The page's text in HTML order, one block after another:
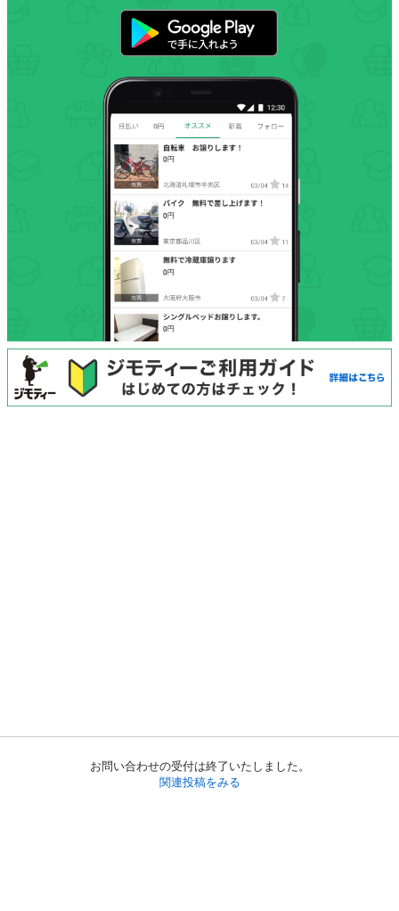
お問い合わせの受付は終了いたしました。
関連投稿をみる